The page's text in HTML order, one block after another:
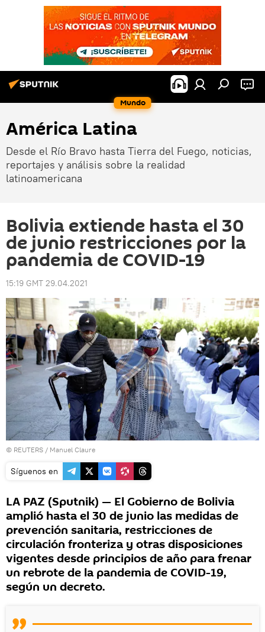
Mundo
América Latina
Desde el Río Bravo hasta Tierra del Fuego, noticias,
reportajes y análisis sobre la realidad
latinoamericana
Bolivia extiende hasta el 30
de junio restricciones por la
pandemia de СOVID-19
15:19 GMT 29.04.2021
© REUTERS / Manuel Claure
Síguenos en
LA PAZ (Sputnik) — El Gobierno de Bolivia
amplió hasta el 30 de junio las medidas de
prevención sanitaria, restricciones de
circulación fronteriza y otras disposiciones
vigentes desde principios de año para frenar
un rebrote de la pandemia de COVID-19,
según un decreto.